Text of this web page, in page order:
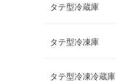
タテ型冷蔵庫
タテ型冷凍庫
タテ型冷凍冷蔵庫